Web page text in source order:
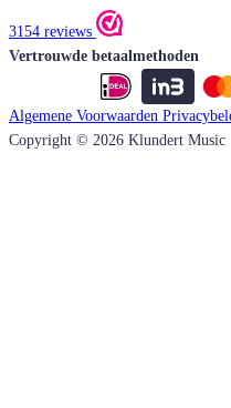
3154 reviews
Vertrouwde betaalmethoden
Algemene Voorwaarden
Copyright © 2026 Klundert Music